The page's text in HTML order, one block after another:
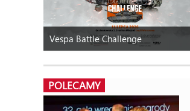
Vespa Battle Challenge
POLECAMY